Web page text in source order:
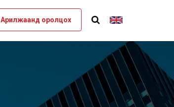
Арилжаанд оролцох